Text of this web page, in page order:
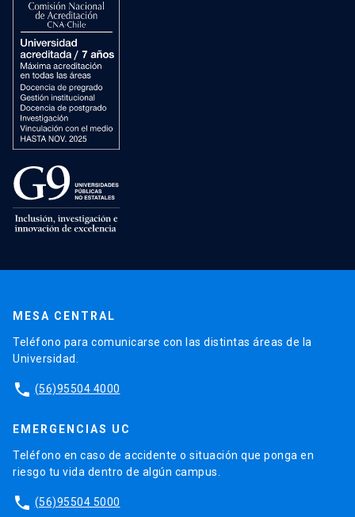
MESA CENTRAL
Teléfono para comunicarse con las distintas áreas de la
Universidad.
phone (56)95504 4000
EMERGENCIAS UC
Teléfono en caso de accidente o situación que ponga en
riesgo tu vida dentro de algún campus.
phone (56)95504 5000